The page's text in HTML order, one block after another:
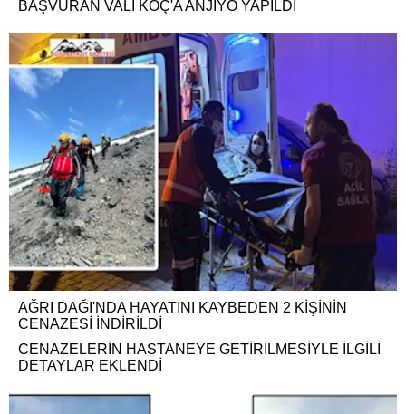
BAŞVURAN VALİ KOÇ'A ANJİYO YAPILDI
AĞRI DAĞI'NDA HAYATINI KAYBEDEN 2 KİŞİNİN
CENAZESİ İNDİRİLDİ
CENAZELERİN HASTANEYE GETİRİLMESİYLE İLGİLİ
DETAYLAR EKLENDİ